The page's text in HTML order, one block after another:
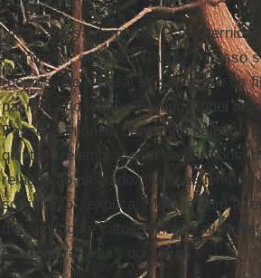
Vida na casa da morte. Da
Petrópolis, em 1981. Talvez por isso
(depois que o casal se separou e os
pai mora no local). "Eu engatinhei
Passei a infância brincando de
quintal", relembra, sem se dar conta
relação ao passado. "Nossas
sofrimento", explica. Mesmo com a
diz apolítica e católica não
baixo astral aqui", diz
Lilian .